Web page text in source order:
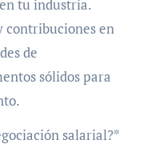
tu industria.
contribuciones en
de
sólidos para
salarial?*